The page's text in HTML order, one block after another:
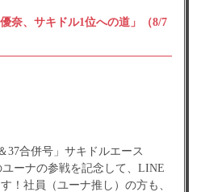
奈、サキドル1位への道」（8/7
37合併号」サキドルエース
ユーナの参戦を記念して、LINE
！社員（ユーナ推し）の方も、